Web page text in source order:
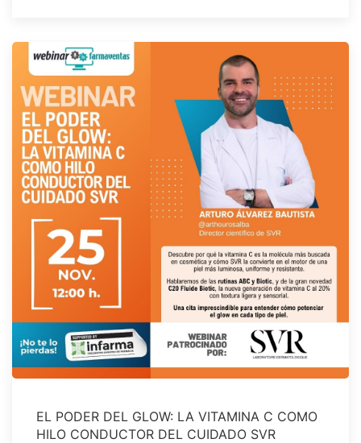
EL PODER DEL GLOW: LA VITAMINA C COMO
HILO CONDUCTOR DEL CUIDADO SVR